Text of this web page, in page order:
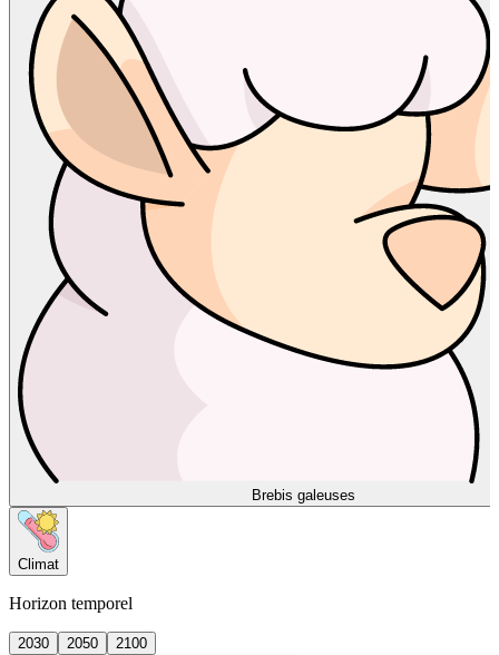
Brebis galeuses
Climat
Horizon temporel
2030 2050
2100